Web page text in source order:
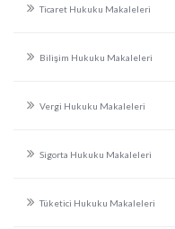
Ticaret Hukuku Makaleleri
Bilişim Hukuku Makaleleri
Vergi Hukuku Makaleleri
Sigorta Hukuku Makaleleri
Tüketici Hukuku Makaleleri